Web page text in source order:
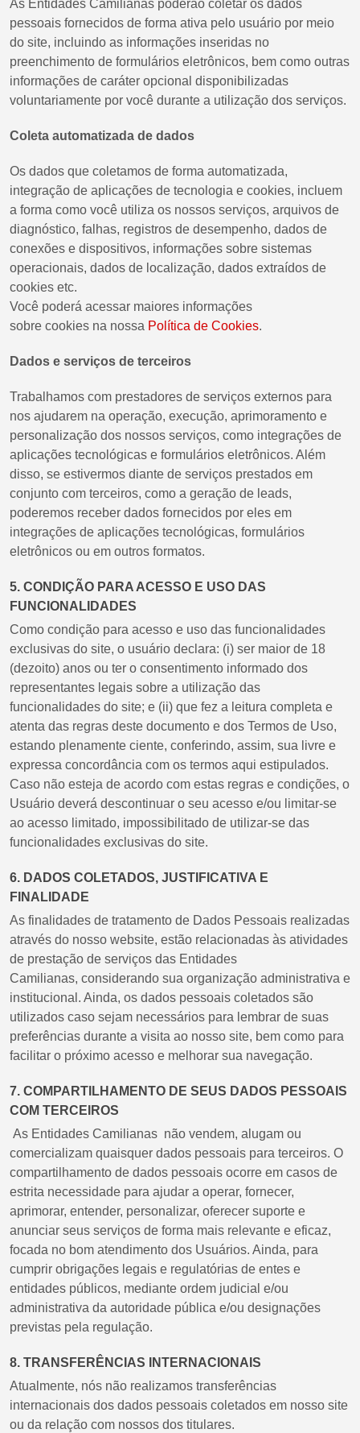
As Entidades Camilianas poderão coletar os dados
pessoais fornecidos de forma ativa pelo usuário por meio
do site, incluindo as informações inseridas no
preenchimento de formulários eletrônicos, bem como outras
informações de caráter opcional disponibilizadas
voluntariamente por você durante a utilização dos serviços.
Coleta automatizada de dados
Os dados que coletamos de forma automatizada,
integração de aplicações de tecnologia e cookies, incluem
a forma como você utiliza os nossos serviços, arquivos de
diagnóstico, falhas, registros de desempenho, dados de
conexões e dispositivos, informações sobre sistemas
operacionais, dados de localização, dados extraídos de
cookies etc.
Você poderá acessar maiores informações
sobre cookies na nossa Política de Cookies.
Dados e serviços de terceiros
Trabalhamos com prestadores de serviços externos para
nos ajudarem na operação, execução, aprimoramento e
personalização dos nossos serviços, como integrações de
aplicações tecnológicas e formulários eletrônicos. Além
disso, se estivermos diante de serviços prestados em
conjunto com terceiros, como a geração de leads,
poderemos receber dados fornecidos por eles em
integrações de aplicações tecnológicas, formulários
eletrônicos ou em outros formatos.
5. CONDIÇÃO PARA ACESSO E USO DAS
FUNCIONALIDADES
Como condição para acesso e uso das funcionalidades
exclusivas do site, o usuário declara: (i) ser maior de 18
(dezoito) anos ou ter o consentimento informado dos
representantes legais sobre a utilização das
funcionalidades do site; e (ii) que fez a leitura completa e
atenta das regras deste documento e dos Termos de Uso,
estando plenamente ciente, conferindo, assim, sua livre e
expressa concordância com os termos aqui estipulados.
Caso não esteja de acordo com estas regras e condições, o
Usuário deverá descontinuar o seu acesso e/ou limitar-se
ao acesso limitado, impossibilitado de utilizar-se das
funcionalidades exclusivas do site.
6. DADOS COLETADOS, JUSTIFICATIVA E
FINALIDADE
As finalidades de tratamento de Dados Pessoais realizadas
através do nosso website, estão relacionadas às atividades
de prestação de serviços das Entidades
Camilianas, considerando sua organização administrativa e
institucional. Ainda, os dados pessoais coletados são
utilizados caso sejam necessários para lembrar de suas
preferências durante a visita ao nosso site, bem como para
facilitar o próximo acesso e melhorar sua navegação.
7. COMPARTILHAMENTO DE SEUS DADOS PESSOAIS
COM TERCEIROS
As Entidades Camilianas não vendem, alugam ou
comercializam quaisquer dados pessoais para terceiros. O
compartilhamento de dados pessoais ocorre em casos de
estrita necessidade para ajudar a operar, fornecer,
aprimorar, entender, personalizar, oferecer suporte e
anunciar seus serviços de forma mais relevante e eficaz,
focada no bom atendimento dos Usuários. Ainda, para
cumprir obrigações legais e regulatórias de entes e
entidades públicos, mediante ordem judicial e/ou
administrativa da autoridade pública e/ou designações
previstas pela regulação.
8. TRANSFERÊNCIAS INTERNACIONAIS
Atualmente, nós não realizamos transferências
internacionais dos dados pessoais coletados em nosso site
ou da relação com nossos dos titulares.